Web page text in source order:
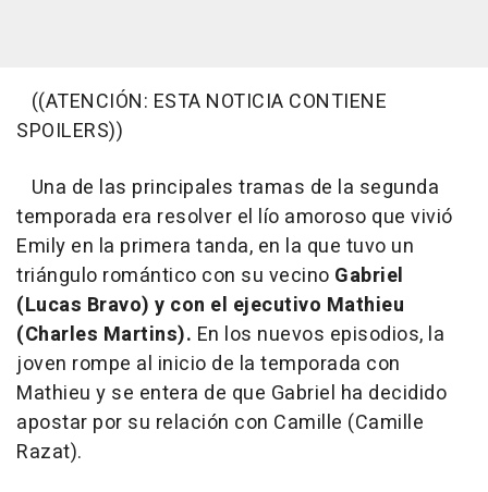
((ATENCIÓN: ESTA NOTICIA CONTIENE
SPOILERS))
Una de las principales tramas de la segunda
temporada era resolver el lío amoroso que vivió
Emily en la primera tanda, en la que tuvo un
triángulo romántico con su vecino Gabriel
(Lucas Bravo) y con el ejecutivo Mathieu
(Charles Martins). En los nuevos episodios, la
joven rompe al inicio de la temporada con
Mathieu y se entera de que Gabriel ha decidido
apostar por su relación con Camille (Camille
Razat).